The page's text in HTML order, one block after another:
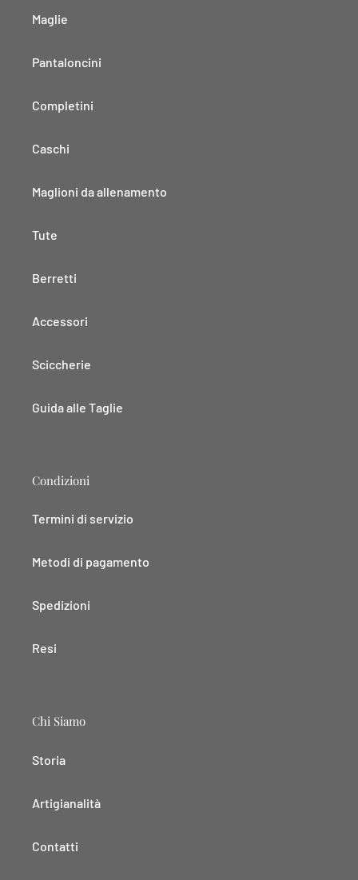
Maglie
Pantaloncini
Completini
Caschi
Maglioni da allenamento
Tute
Berretti
Accessori
Sciccherie
Guida alle Taglie
Condizioni
Termini di servizio
Metodi di pagamento
Spedizioni
Resi
Chi Siamo
Storia
Artigianalità
Contatti